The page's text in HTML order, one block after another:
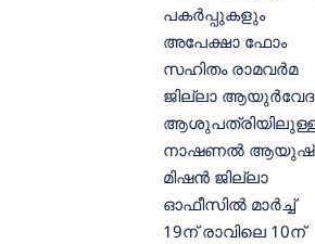
പകര്‍പ്പുകളും
അപേക്ഷാ ഫോം
സഹിതം രാമവര്‍മ
ജില്ലാ ആയുര്‍വേദ
നാഷണല്‍ ആയുഷ്
മിഷന്‍ ജില്ലാ
ഓഫീസില്‍ മാര്‍ച്ച്
19ന് രാവിലെ 10ന്